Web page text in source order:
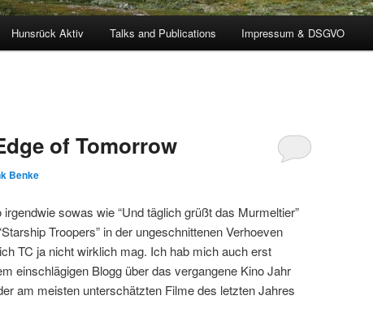
Hunsrück Aktiv Talks and Publications Impressum & DSGVO
of Tomorrow
Benke
irgendwie sowas wie “Und täglich grüßt das Murmeltier”
Troopers” in der ungeschnittenen Verhoeven
TC ja nicht wirklich mag. Ich hab mich auch erst
einschlägigen Blogg über das vergangene Kino Jahr
am meisten unterschätzten Filme des letzten Jahres